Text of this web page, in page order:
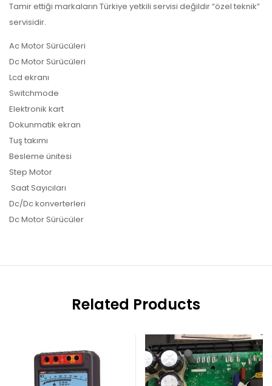
Tamir ettiği markaların Türkiye yetkili servisi değildir “özel teknik”
servisidir.
Ac Motor Sürücüleri
Dc Motor Sürücüleri
Lcd ekranı
Switchmode
Elektronik kart
Dokunmatik ekran
Tuş takımı
Besleme ünitesi
Step Motor
Saat Sayıcıları
Dc/Dc konverterleri
Dc Motor Sürücüler
Related Products